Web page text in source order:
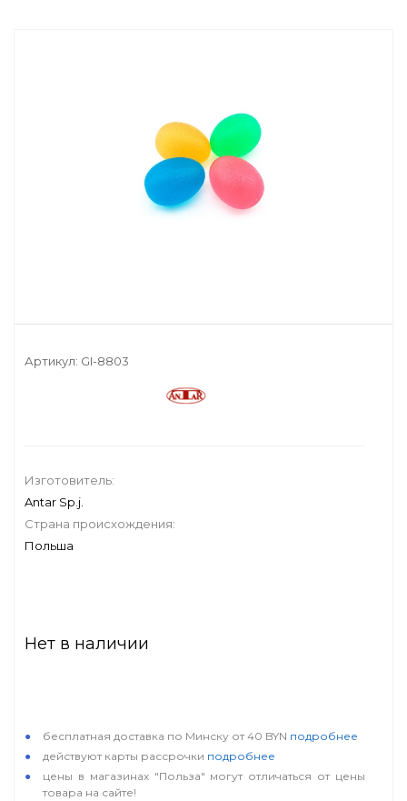
Артикул: GI-8803
Изготовитель:
Antar Sp.j.
Страна происхождения:
Польша
Нет в наличии
бесплатная доставка по Минску от 40 BYN подробнее
действуют карты рассрочки подробнее
цены в магазинах "Польза" могут отличаться от цены
товара на сайте!